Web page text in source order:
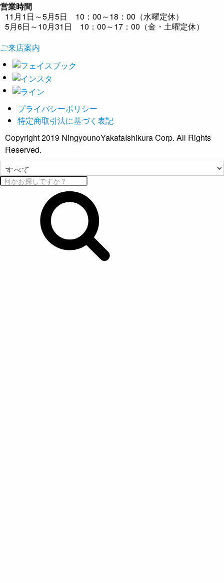
営業時間
11月1日～5月5日 10：00～18：00（水曜定休）
5月6日～10月31日 10：00～17：00（金・土曜定休）
ご来店案内
プライバシーポリシー
特定商取引法に基づく表記
Copyright 2019 NingyounoYakataIshikura Corp. All Rights
Reserved.